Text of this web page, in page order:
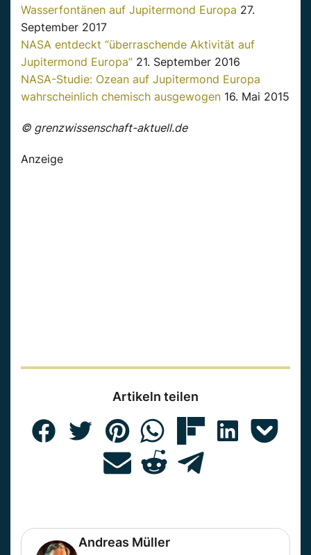
Wasserfontänen auf Jupitermond Europa 27.
September 2017
NASA entdeckt “überraschende Aktivität auf
Jupitermond Europa” 21. September 2016
NASA-Studie: Ozean auf Jupitermond Europa
wahrscheinlich chemisch ausgewogen 16. Mai 2015
© grenzwissenschaft-aktuell.de
Anzeige
Artikeln teilen
Andreas Müller